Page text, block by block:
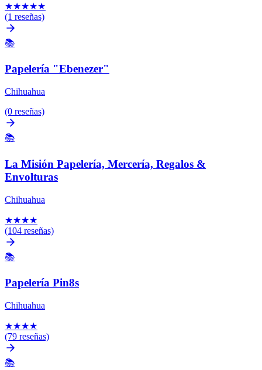
★★★★★
(1 reseñas)
📚
Papelería "Ebenezer"
Chihuahua
(0 reseñas)
📚
La Misión Papelería, Mercería, Regalos &
Envolturas
Chihuahua
★★★★
(104 reseñas)
📚
Papelería Pin8s
Chihuahua
★★★★
(79 reseñas)
📚